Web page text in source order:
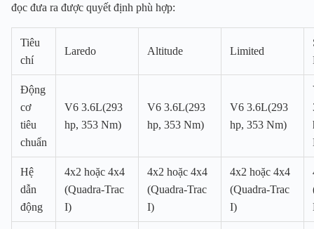
đọc đưa ra được quyết định phù hợp:
Tiêu
chí
Laredo Altitude Limited
Động
cơ
tiêu
chuẩn
V6 3.6L(293
hp, 353 Nm)
V6 3.6L(293
hp, 353 Nm)
V6 3.6L(293
hp, 353 Nm)
Hệ
dẫn
động
4x2 hoặc 4x4
(Quadra-Trac
I)
4x2 hoặc 4x4
(Quadra-Trac
I)
4x2 hoặc 4x4
(Quadra-Trac
I)